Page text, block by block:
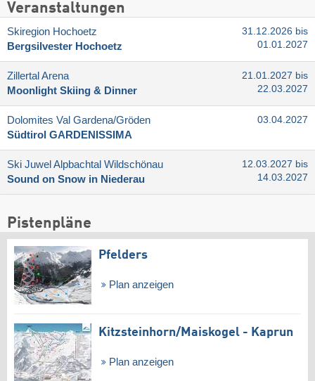
Veranstaltungen
Skiregion Hochoetz
Bergsilvester Hochoetz
31.12.2026 bis
01.01.2027
Zillertal Arena
Moonlight Skiing & Dinner
21.01.2027 bis
22.03.2027
Dolomites Val Gardena/​Gröden
Südtirol GARDENISSIMA
03.04.2027
Ski Juwel Alpbachtal Wildschönau
Sound on Snow in Niederau
12.03.2027 bis
14.03.2027
Pistenpläne
Pfelders
Plan anzeigen
Kitzsteinhorn/​Maiskogel - Kaprun
Plan anzeigen